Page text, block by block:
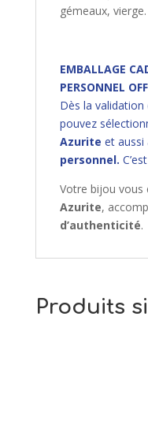
gémeaux, vierge.
EMBALLAGE
PERSONNEL
Dès la
pouvez
Azurite et
personnel.
Votre bijou vous
Azurite,
d’authenticité.
Produits